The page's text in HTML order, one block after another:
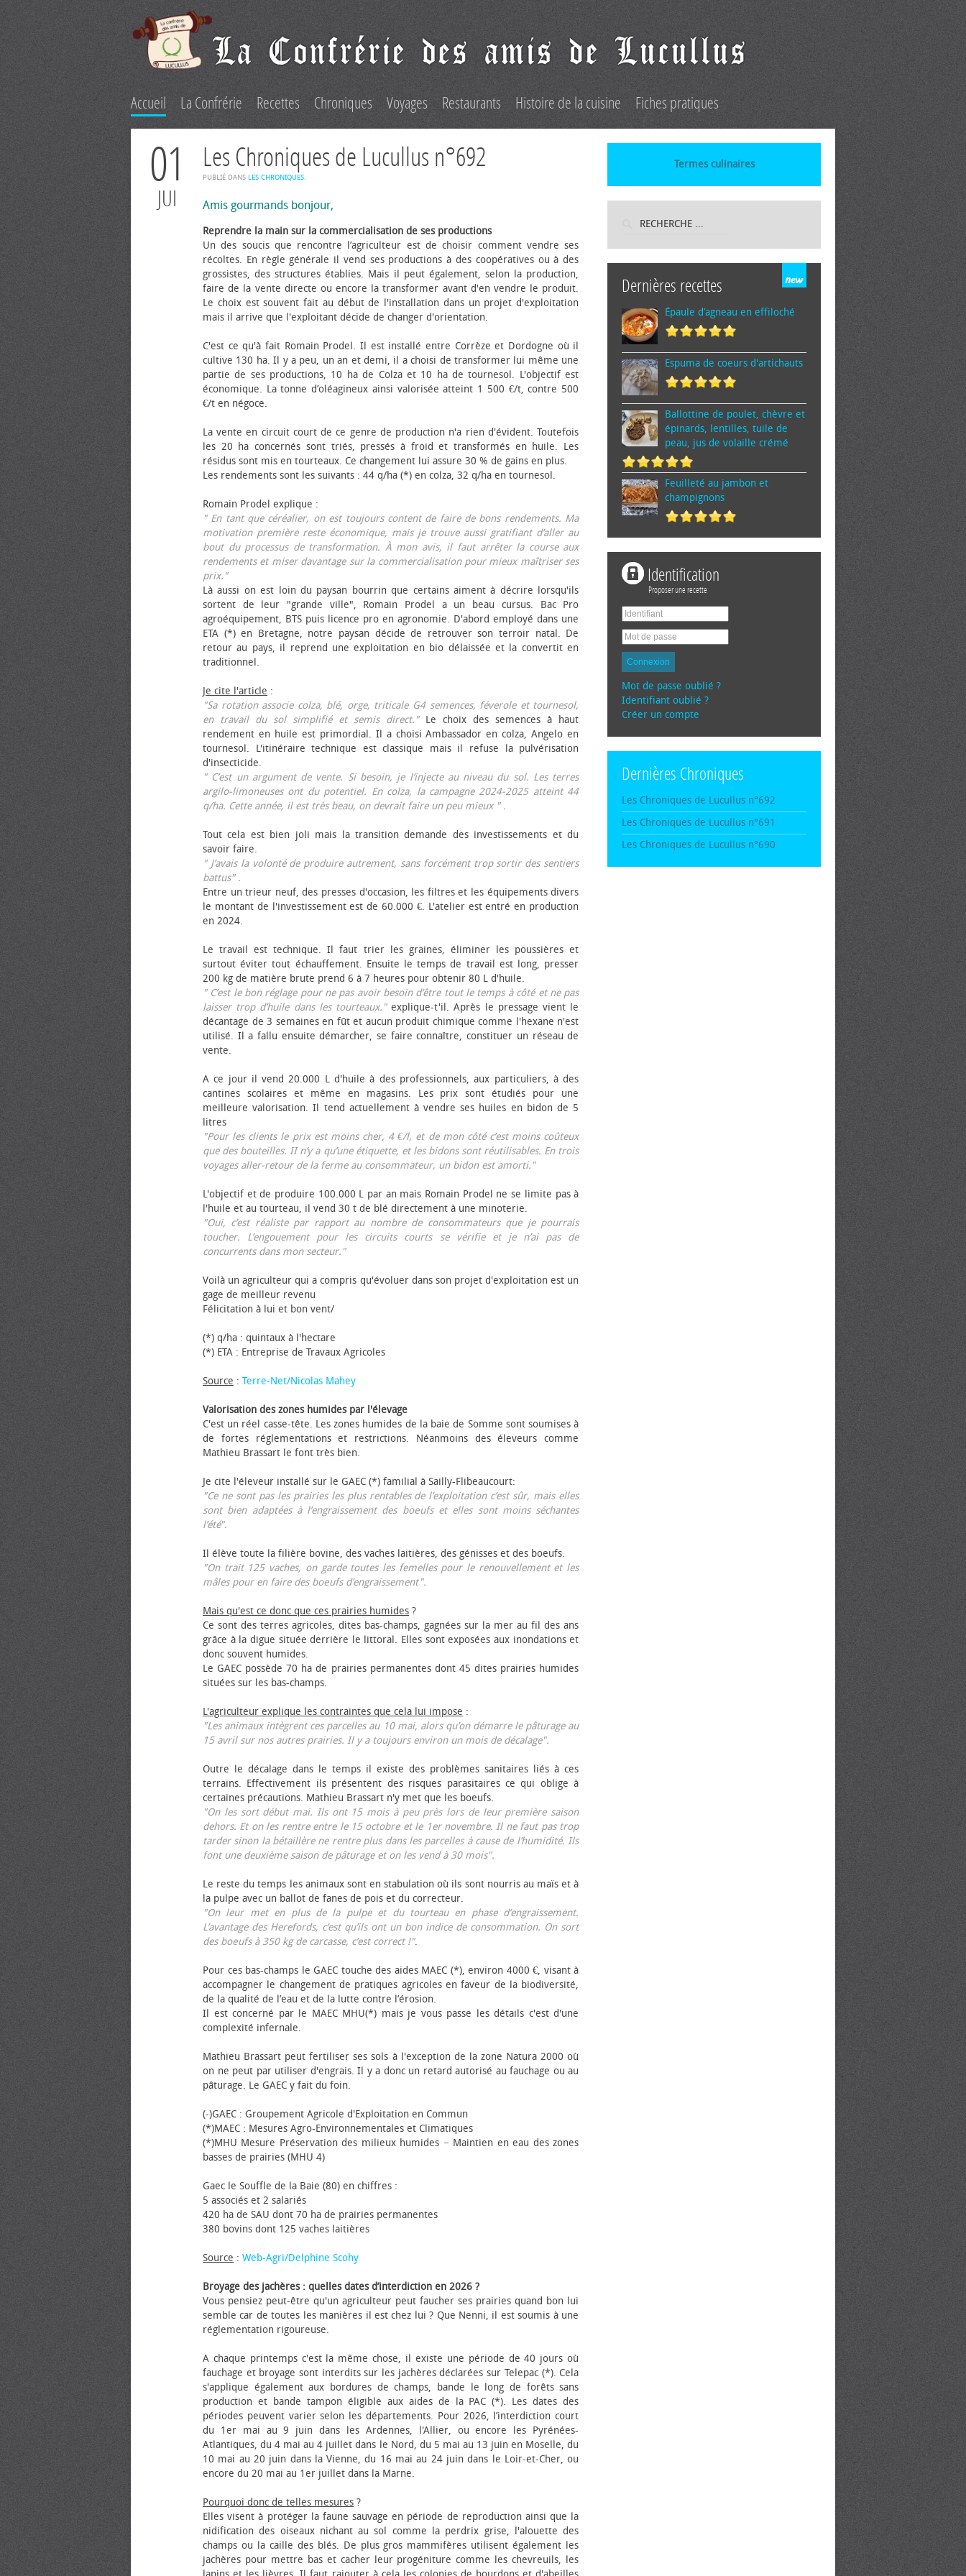
Accueil La Confrérie Recettes Chroniques Voyages Restaurants Histoire de la cuisine Fiches pratiques
01
JUI
Les Chroniques de Lucullus n°692
PUBLIÉ DANS LES CHRONIQUES.
Amis gourmands bonjour,
Reprendre la main sur la commercialisation de ses productions
Un des soucis que rencontre l’agriculteur est de choisir comment vendre ses
récoltes. En règle générale il vend ses productions à des coopératives ou à des
grossistes, des structures établies. Mais il peut également, selon la production,
faire de la vente directe ou encore la transformer avant d'en vendre le produit.
Le choix est souvent fait au début de l'installation dans un projet d'exploitation
mais il arrive que l'exploitant décide de changer d'orientation.
C'est ce qu'à fait Romain Prodel. Il est installé entre Corrèze et Dordogne où il
cultive 130 ha. Il y a peu, un an et demi, il a choisi de transformer lui même une
partie de ses productions, 10 ha de Colza et 10 ha de tournesol. L'objectif est
économique. La tonne d’oléagineux ainsi valorisée atteint 1 500 €/t, contre 500
€/t en négoce.
La vente en circuit court de ce genre de production n'a rien d'évident. Toutefois
les 20 ha concernés sont triés, pressés à froid et transformés en huile. Les
résidus sont mis en tourteaux. Ce changement lui assure 30 % de gains en plus.
Les rendements sont les suivants : 44 q/ha (*) en colza, 32 q/ha en tournesol.
Romain Prodel explique :
" En tant que céréalier, on est toujours content de faire de bons rendements. Ma
motivation première reste économique, mais je trouve aussi gratifiant d’aller au
bout du processus de transformation. À mon avis, il faut arrêter la course aux
rendements et miser davantage sur la commercialisation pour mieux maîtriser ses
prix."
Là aussi on est loin du paysan bourrin que certains aiment à décrire lorsqu'ils
sortent de leur "grande ville", Romain Prodel a un beau cursus. Bac Pro
agroéquipement, BTS puis licence pro en agronomie. D'abord employé dans une
ETA (*) en Bretagne, notre paysan décide de retrouver son terroir natal. De
retour au pays, il reprend une exploitation en bio délaissée et la convertit en
traditionnel.
Je cite l'article :
"Sa rotation associe colza, blé, orge, triticale G4 semences, féverole et tournesol,
en travail du sol simplifié et semis direct."Le choix des semences à haut
rendement en huile est primordial. Il a choisi Ambassador en colza, Angelo en
tournesol. L'itinéraire technique est classique mais il refuse la pulvérisation
d'insecticide.
" C’est un argument de vente. Si besoin, je l’injecte au niveau du sol. Les terres
argilo-limoneuses ont du potentiel. En colza, la campagne 2024-2025 atteint 44
q/ha. Cette année, il est très beau, on devrait faire un peu mieux ".
Tout cela est bien joli mais la transition demande des investissements et du
savoir faire.
" J’avais la volonté de produire autrement, sans forcément trop sortir des sentiers
battus".
Entre un trieur neuf, des presses d'occasion, les filtres et les équipements divers
le montant de l'investissement est de 60.000 €. L'atelier est entré en production
en 2024.
Le travail est technique. Il faut trier les graines, éliminer les poussières et
surtout éviter tout échauffement. Ensuite le temps de travail est long, presser
200 kg de matière brute prend 6 à 7 heures pour obtenir 80 L d'huile.
" C’est le bon réglage pour ne pas avoir besoin d’être tout le temps à côté et ne pas
laisser trop d’huile dans les tourteaux."explique-t'il. Après le pressage vient le
décantage de 3 semaines en fût et aucun produit chimique comme l'hexane n'est
utilisé. Il a fallu ensuite démarcher, se faire connaître, constituer un réseau de
vente.
A ce jour il vend 20.000 L d'huile à des professionnels, aux particuliers, à des
cantines scolaires et même en magasins. Les prix sont étudiés pour une
meilleure valorisation. Il tend actuellement à vendre ses huiles en bidon de 5
litres
"Pour les clients le prix est moins cher, 4 €/l, et de mon côté c’est moins coûteux
que des bouteilles. II n’y a qu’une étiquette, et les bidons sont réutilisables. En trois
voyages aller-retour de la ferme au consommateur, un bidon est amorti."
L'objectif et de produire 100.000 L par an mais Romain Prodel ne se limite pas à
l'huile et au tourteau, il vend 30 t de blé directement à une minoterie.
"Oui, c’est réaliste par rapport au nombre de consommateurs que je pourrais
toucher. L’engouement pour les circuits courts se vérifie et je n’ai pas de
concurrents dans mon secteur."
Voilà un agriculteur qui a compris qu'évoluer dans son projet d'exploitation est un
gage de meilleur revenu
Félicitation à lui et bon vent/
(*) q/ha : quintaux à l'hectare
(*) ETA : Entreprise de Travaux Agricoles
Source : Terre-Net/Nicolas Mahey
Valorisation des zones humides par l'élevage
C'est un réel casse-tête. Les zones humides de la baie de Somme sont soumises à
de fortes réglementations et restrictions. Néanmoins des éleveurs comme
Mathieu Brassart le font très bien.
Je cite l'éleveur installé sur le GAEC (*) familial à Sailly-Flibeaucourt:
"Ce ne sont pas les prairies les plus rentables de l’exploitation c’est sûr, mais elles
sont bien adaptées à l’engraissement des bœufs et elles sont moins séchantes
l’été".
Il élève toute la filière bovine, des vaches laitières, des génisses et des bœufs.
"On trait 125 vaches, on garde toutes les femelles pour le renouvellement et les
mâles pour en faire des bœufs d’engraissement".
Mais qu'est ce donc que ces prairies humides ?
Ce sont des terres agricoles, dites bas-champs, gagnées sur la mer au fil des ans
grâce à la digue située derrière le littoral. Elles sont exposées aux inondations et
donc souvent humides.
Le GAEC possède 70 ha de prairies permanentes dont 45 dites prairies humides
situées sur les bas-champs.
L'agriculteur explique les contraintes que cela lui impose :
"Les animaux intègrent ces parcelles au 10 mai, alors qu’on démarre le pâturage au
15 avril sur nos autres prairies. Il y a toujours environ un mois de décalage".
Outre le décalage dans le temps il existe des problèmes sanitaires liés à ces
terrains. Effectivement ils présentent des risques parasitaires ce qui oblige à
certaines précautions. Mathieu Brassart n'y met que les bœufs.
"On les sort début mai. Ils ont 15 mois à peu près lors de leur première saison
dehors. Et on les rentre entre le 15 octobre et le 1er novembre. Il ne faut pas trop
tarder sinon la bétaillère ne rentre plus dans les parcelles à cause de l’humidité. Ils
font une deuxième saison de pâturage et on les vend à 30 mois".
Le reste du temps les animaux sont en stabulation où ils sont nourris au maïs et à
la pulpe avec un ballot de fanes de pois et du correcteur.
"On leur met en plus de la pulpe et du tourteau en phase d’engraissement.
L’avantage des Herefords, c’est qu’ils ont un bon indice de consommation. On sort
des bœufs à 350 kg de carcasse, c’est correct !".
Pour ces bas-champs le GAEC touche des aides MAEC (*), environ 4000 €, visant à
accompagner le changement de pratiques agricoles en faveur de la biodiversité,
de la qualité de l’eau et de la lutte contre l’érosion.
Il est concerné par le MAEC MHU(*) mais je vous passe les détails c'est d'une
complexité infernale.
Mathieu Brassart peut fertiliser ses sols à l'exception de la zone Natura 2000 où
on ne peut par utiliser d'engrais. Il y a donc un retard autorisé au fauchage ou au
pâturage. Le GAEC y fait du foin.
(-)GAEC : Groupement Agricole d'Exploitation en Commun
(*)MAEC : Mesures Agro-Environnementales et Climatiques
(*)MHU Mesure Préservation des milieux humides − Maintien en eau des zones
basses de prairies (MHU 4)
Gaec le Souffle de la Baie (80) en chiffres :
5 associés et 2 salariés
420 ha de SAU dont 70 ha de prairies permanentes
380 bovins dont 125 vaches laitières
Source : Web-Agri/Delphine Scohy
Broyage des jachères : quelles dates d’interdiction en 2026 ?
Vous pensiez peut-être qu'un agriculteur peut faucher ses prairies quand bon lui
semble car de toutes les manières il est chez lui ? Que Nenni, il est soumis à une
réglementation rigoureuse.
A chaque printemps c'est la même chose, il existe une période de 40 jours où
fauchage et broyage sont interdits sur les jachères déclarées sur Telepac (*). Cela
s'applique également aux bordures de champs, bande le long de forêts sans
production et bande tampon éligible aux aides de la PAC (*). Les dates des
périodes peuvent varier selon les départements. Pour 2026, l’interdiction court
du 1er mai au 9 juin dans les Ardennes, l'Allier, ou encore les Pyrénées-
Atlantiques, du 4 mai au 4 juillet dans le Nord, du 5 mai au 13 juin en Moselle, du
10 mai au 20 juin dans la Vienne, du 16 mai au 24 juin dans le Loir-et-Cher, ou
encore du 20 mai au 1er juillet dans la Marne.
Pourquoi donc de telles mesures ?
Elles visent à protéger la faune sauvage en période de reproduction ainsi que la
nidification des oiseaux nichant au sol comme la perdrix grise, l'alouette des
champs ou la caille des blés. De plus gros mammifères utilisent également les
jachères pour mettre bas et cacher leur progéniture comme les chevreuils, les
Termes culinaires
Dernières recettes
Épaule d’agneau en effiloché
Espuma de cœurs d'artichauts
Ballottine de poulet, chèvre et
épinards, lentilles, tuile de
peau, jus de volaille crémé
Feuilleté au jambon et
champignons
Identification
Proposer une recette
Connexion
Mot de passe oublié ?
Identifiant oublié ?
Créer un compte
Dernières Chroniques
Les Chroniques de Lucullus n°692
Les Chroniques de Lucullus n°691
Les Chroniques de Lucullus n°690